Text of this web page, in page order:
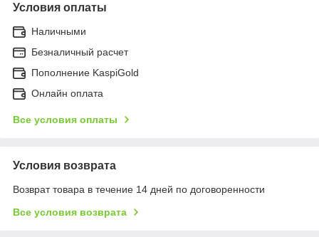
Условия оплаты
Наличными
Безналичный расчет
Пополнение KaspiGold
Онлайн оплата
Все условия оплаты
Условия возврата
Возврат товара в течение 14 дней по договоренности
Все условия возврата